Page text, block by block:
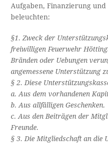
Aufgaben, Finanzierung
beleuchten:
§1. Zweck der
freiwilligen Feuerwehr
Bränden oder Uebungen
angemessene Unterstützung
§ 2. Diese
a. Aus dem vorhandenen
b. Aus allfälligen Geschenken.
c. Aus den Beiträgen der
Freunde.
§ 3. Die Mitgliedschaft an die